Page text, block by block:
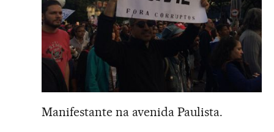
Manifestante na avenida Paulista.